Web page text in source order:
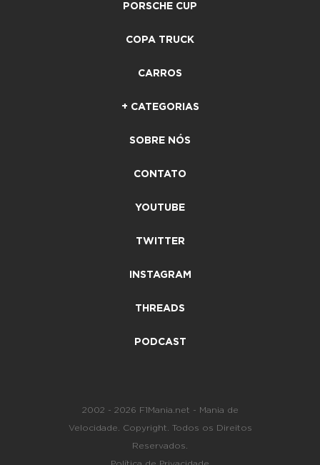
PORSCHE CUP
COPA TRUCK
CARROS
+ CATEGORIAS
SOBRE NÓS
CONTATO
YOUTUBE
TWITTER
INSTAGRAM
THREADS
PODCAST
2002 - 2026 F1Mania.net - Mania de
Velocidade. Copyright. Todos os Direitos
Reservados.